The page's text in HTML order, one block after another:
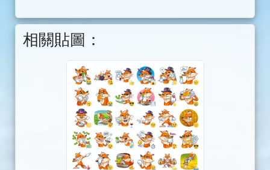
相關貼圖：